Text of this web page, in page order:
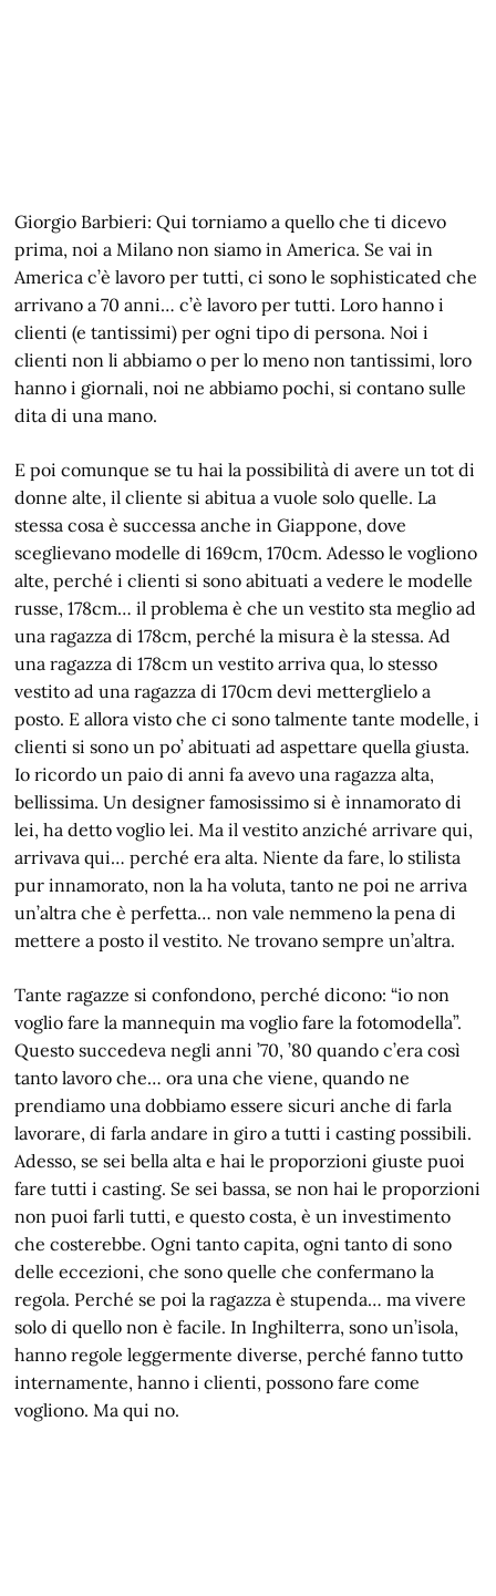
Giorgio Barbieri: Qui torniamo a quello che ti dicevo
prima, noi a Milano non siamo in America. Se vai in
America c’è lavoro per tutti, ci sono le sophisticated che
arrivano a 70 anni… c’è lavoro per tutti. Loro hanno i
clienti (e tantissimi) per ogni tipo di persona. Noi i
clienti non li abbiamo o per lo meno non tantissimi, loro
hanno i giornali, noi ne abbiamo pochi, si contano sulle
dita di una mano.
E poi comunque se tu hai la possibilità di avere un tot di
donne alte, il cliente si abitua a vuole solo quelle. La
stessa cosa è successa anche in Giappone, dove
sceglievano modelle di 169cm, 170cm. Adesso le vogliono
alte, perché i clienti si sono abituati a vedere le modelle
russe, 178cm… il problema è che un vestito sta meglio ad
una ragazza di 178cm, perché la misura è la stessa. Ad
una ragazza di 178cm un vestito arriva qua, lo stesso
vestito ad una ragazza di 170cm devi metterglielo a
posto. E allora visto che ci sono talmente tante modelle, i
clienti si sono un po’ abituati ad aspettare quella giusta.
Io ricordo un paio di anni fa avevo una ragazza alta,
bellissima. Un designer famosissimo si è innamorato di
lei, ha detto voglio lei. Ma il vestito anziché arrivare qui,
arrivava qui… perché era alta. Niente da fare, lo stilista
pur innamorato, non la ha voluta, tanto ne poi ne arriva
un’altra che è perfetta… non vale nemmeno la pena di
mettere a posto il vestito. Ne trovano sempre un’altra.
Tante ragazze si confondono, perché dicono: “io non
voglio fare la mannequin ma voglio fare la fotomodella”.
Questo succedeva negli anni ’70, ’80 quando c’era così
tanto lavoro che… ora una che viene, quando ne
prendiamo una dobbiamo essere sicuri anche di farla
lavorare, di farla andare in giro a tutti i casting possibili.
Adesso, se sei bella alta e hai le proporzioni giuste puoi
fare tutti i casting. Se sei bassa, se non hai le proporzioni
non puoi farli tutti, e questo costa, è un investimento
che costerebbe. Ogni tanto capita, ogni tanto di sono
delle eccezioni, che sono quelle che confermano la
regola. Perché se poi la ragazza è stupenda… ma vivere
solo di quello non è facile. In Inghilterra, sono un’isola,
hanno regole leggermente diverse, perché fanno tutto
internamente, hanno i clienti, possono fare come
vogliono. Ma qui no.